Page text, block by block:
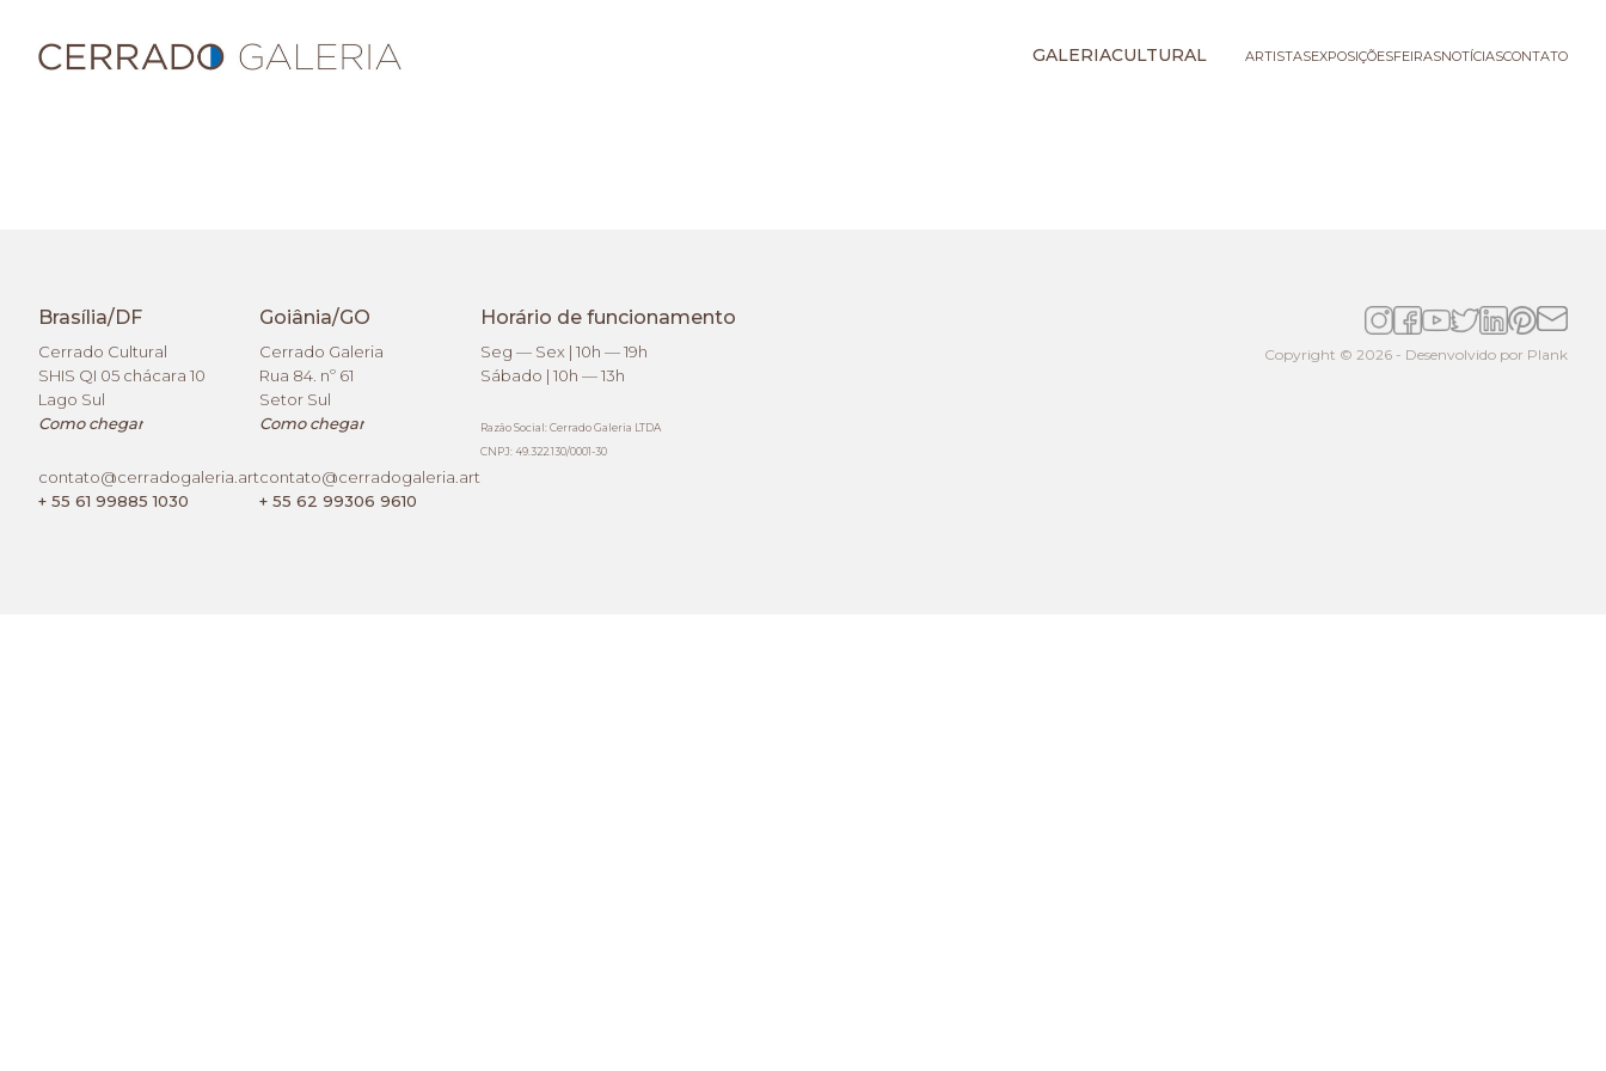
GALERIACULTURAL ARTISTASEXPOSIÇÕESFEIRASNOTÍCIASCONTATO
Brasília/DF
Cerrado Cultural
SHIS QI 05 chácara 10
Lago Sul
Como chegar
contato@cerradogaleria.art
+ 55 61 99885 1030
Goiânia/GO
Cerrado Galeria
Rua 84. nº 61
Setor Sul
Como chegar
contato@cerradogaleria.art
+ 55 62 99306 9610
Horário de funcionamento
Seg — Sex | 10h — 19h
Sábado | 10h — 13h
Razão Social: Cerrado Galeria LTDA
CNPJ: 49.322.130/0001-30
Copyright © 2026 - Desenvolvido por Plank